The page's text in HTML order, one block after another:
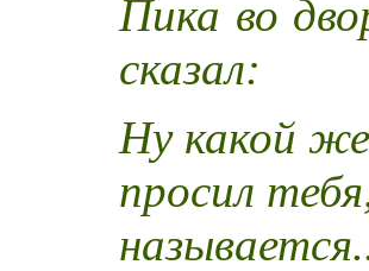
Пика во
сказал:
Ну какой
просил